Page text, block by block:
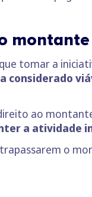
montante
tomar a
considerado
ao
a atividade
o